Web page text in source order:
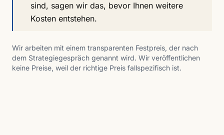
sind, sagen wir das, bevor Ihnen weitere
Kosten entstehen.
Wir arbeiten mit einem transparenten Festpreis, der nach
dem Strategiegespräch genannt wird. Wir veröffentlichen
keine Preise, weil der richtige Preis fallspezifisch ist.